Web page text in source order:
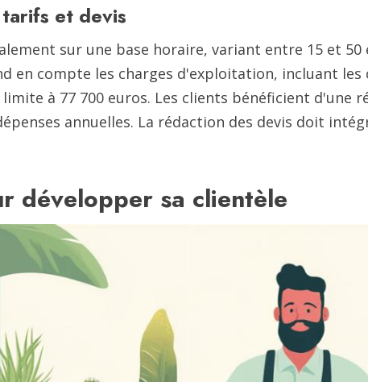
et devis
sur une base horaire, variant entre 15 et
en compte les charges d'exploitation, incluant les
à 77 700 euros. Les clients bénéficient
annuelles. La rédaction des devis doit
développer sa clientèle